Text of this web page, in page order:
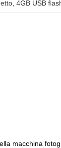
, 4GB USB
macchina